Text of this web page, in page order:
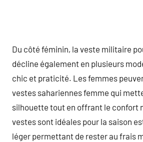
Du côté féminin, la veste militaire
décline également en plusieurs
chic et praticité. Les femmes
vestes sahariennes femme qui
silhouette tout en offrant le confort
vestes sont idéales pour la saison
léger permettant de rester au frais